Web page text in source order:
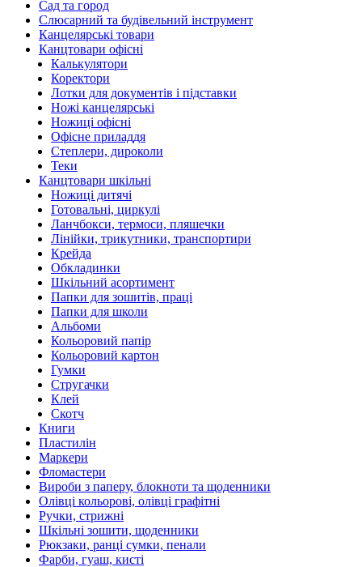
Сад та город
Слюсарний та будівельний інструмент
Канцелярські товари
Канцтовари офісні
Калькулятори
Коректори
Лотки для документів і підставки
Ножі канцелярські
Ножиці офісні
Офісне приладдя
Степлери, дироколи
Теки
Канцтовари шкільні
Ножиці дитячі
Готовальні, циркулі
Ланчбокси, термоси, пляшечки
Лінійки, трикутники, транспортири
Крейда
Обкладинки
Шкільний асортимент
Папки для зошитів, праці
Папки для школи
Альбоми
Кольоровий папір
Кольоровий картон
Гумки
Стругачки
Клей
Скотч
Книги
Пластилін
Маркери
Фломастери
Вироби з паперу, блокноти та щоденники
Олівці кольорові, олівці графітні
Ручки, стрижні
Шкільні зошити, щоденники
Рюкзаки, ранці сумки, пенали
Фарби, гуаш, кисті